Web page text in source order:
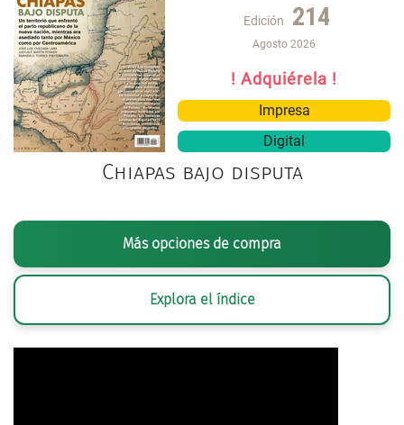
Edición 214
Agosto 2026
! Adquiérela !
Impresa
Digital
Chiapas bajo disputa
Más opciones de compra
Explora el índice